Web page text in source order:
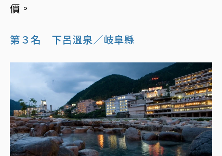
價。
第３名 下呂溫泉／岐阜縣